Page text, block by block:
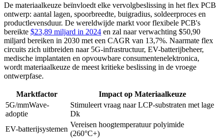
De materiaalkeuze beïnvloedt elke vervolgbeslissing in het flex PCB
ontwerp: aantal lagen, spoorbreedte, buigradius, soldeerproces en
productlevensduur. De wereldwijde markt voor flexibele PCB's
bereikte $23,89 miljard in 2024 en zal naar verwachting $50,90
miljard bereiken in 2030 met een CAGR van 13,7%. Naarmate flex
circuits zich uitbreiden naar 5G-infrastructuur, EV-batterijbeheer,
medische implantaten en opvouwbare consumentenelektronica,
wordt materiaalkeuze de meest kritieke beslissing in de vroege
ontwerpfase.
Marktfactor
Impact op Materiaalkeuze
5G/mmWave-
adoptie
Stimuleert vraag naar LCP-substraten met lage
Dk
EV-batterijsystemen
Vereisen hoogtemperatuur polyimide
(260°C+)